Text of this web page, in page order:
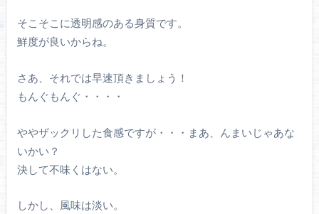
そこそこに透明感のある身質です。
鮮度が良いからね。
さあ、それでは早速頂きましょう！
もんぐもんぐ・・・・
ややザックリした食感ですが・・・まあ、んまいじゃあな
いかい？
決して不味くはない。
しかし、風味は淡い。